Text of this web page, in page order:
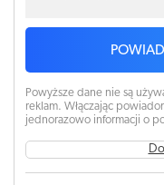
Powyższe dane nie są
reklam. Włączając
jednorazowo informacji o